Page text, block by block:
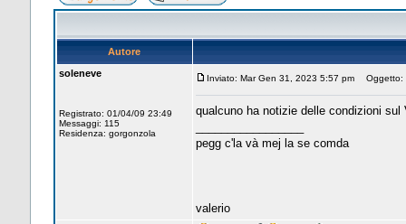
Autore
soleneve
Registrato: 01/04/09 23:49
Messaggi: 115
Residenza: gorgonzola
Inviato: Mar Gen 31, 2023 5:57 pm Oggetto:
qualcuno ha notizie delle condizioni
pegg c'la và mej la se comda
valerio